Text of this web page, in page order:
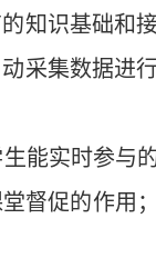
知识基础和
采集数据进
能实时参与
督促的作用